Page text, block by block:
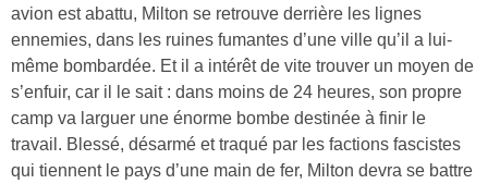
avion est abattu, Milton se retrouve derrière les lignes
ennemies, dans les ruines fumantes d’une ville qu’il a lui-
même bombardée. Et il a intérêt de vite trouver un moyen de
s’enfuir, car il le sait : dans moins de 24 heures, son propre
camp va larguer une énorme bombe destinée à finir le
travail. Blessé, désarmé et traqué par les factions fascistes
qui tiennent le pays d’une main de fer, Milton devra se battre